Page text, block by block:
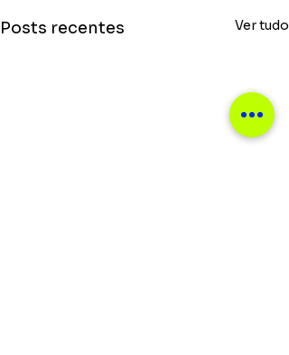
Posts recentes Ver tudo